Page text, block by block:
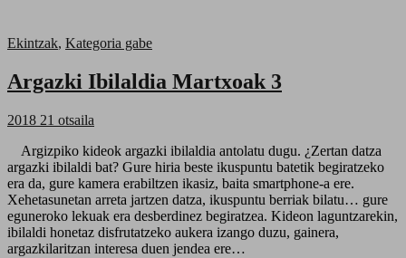
Ekintzak, Kategoria gabe
Argazki Ibilaldia Martxoak 3
2018 21 otsaila
Argizpiko kideok argazki ibilaldia antolatu dugu. ¿Zertan datza
argazki ibilaldi bat? Gure hiria beste ikuspuntu batetik begiratzeko
era da, gure kamera erabiltzen ikasiz, baita smartphone-a ere.
Xehetasunetan arreta jartzen datza, ikuspuntu berriak bilatu… gure
eguneroko lekuak era desberdinez begiratzea. Kideon laguntzarekin,
ibilaldi honetaz disfrutatzeko aukera izango duzu, gainera,
argazkilaritzan interesa duen jendea ere…